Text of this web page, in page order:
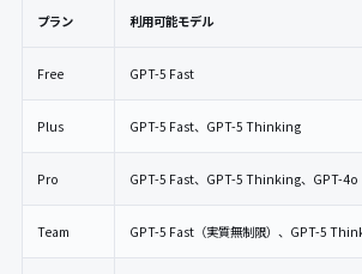
プラン 利用可能モデル
Free GPT-5 Fast
Plus GPT-5 Fast、GPT-5 Thinking
Pro GPT-5 Fast、GPT-5 Thinking、GPT-4o
Team GPT-5 Fast（実質無制限）、GPT-5